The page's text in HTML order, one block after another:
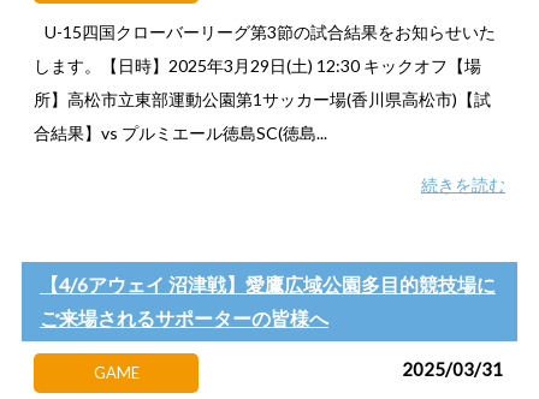
U-15四国クローバーリーグ第3節の試合結果をお知らせいた
します。【日時】2025年3月29日(土) 12:30 キックオフ【場
所】高松市立東部運動公園第1サッカー場(香川県高松市)【試
合結果】vs プルミエール徳島SC(徳島...
続きを読む
【4/6アウェイ 沼津戦】愛鷹広域公園多目的競技場に
ご来場されるサポーターの皆様へ
GAME 2025/03/31